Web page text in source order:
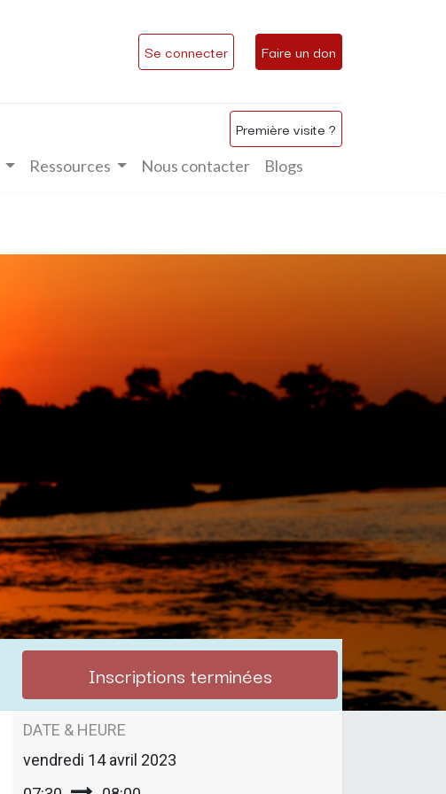
Se connecter Faire un don
Première visite ?
Ressources Nous contacter Blogs
Inscriptions terminées
DATE & HEURE
vendredi 14 avril 2023